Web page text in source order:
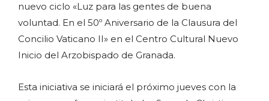
nuevo ciclo «Luz para las gentes de buena
voluntad. En el 50º Aniversario de la Clausura del
Concilio Vaticano II» en el Centro Cultural Nuevo
Inicio del Arzobispado de Granada.
Esta iniciativa se iniciará el próximo jueves con la